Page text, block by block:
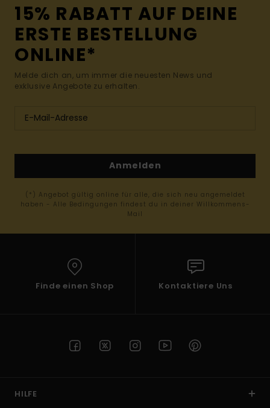
15% RABATT AUF DEINE
ERSTE BESTELLUNG
ONLINE*
Melde dich an, um immer die neuesten News und
exklusive Angebote zu erhalten.
Anmelden
(*) Angebot gültig online für alle, die sich neu angemeldet
haben - Alle Bedingungen findest du in deiner Willkommens-
Mail
Finde einen Shop Kontaktiere Uns
HILFE